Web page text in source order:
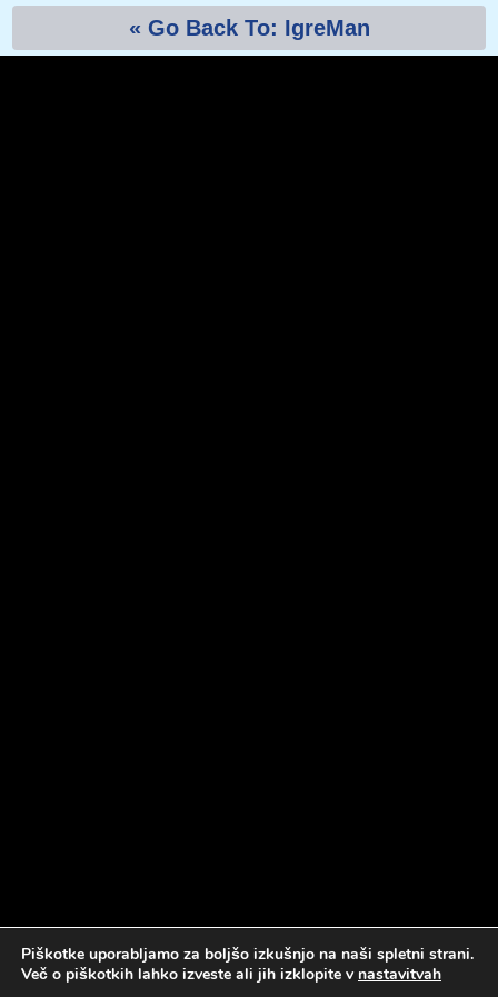
« Go Back To: IgreMan
Piškotke uporabljamo za boljšo izkušnjo na naši spletni strani.
Več o piškotkih lahko izveste ali jih izklopite v nastavitvah